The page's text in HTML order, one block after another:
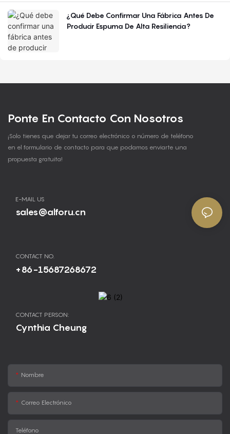
¿Qué Debe Confirmar Una Fábrica Antes De
Producir Espuma De Alta Resiliencia?
Ponte En Contacto Con Nosotros
¡Solo tienes que dejar tu correo electrónico o número de teléfono
en el formulario de contacto para que podamos enviarte una
propuesta gratuita!
E-MAIL US
sales@alforu.cn
CONTACT NO.
+86-15687268672
CONTACT PERSON:
Cynthia Cheung
Nombre
Correo Electrónico
Teléfono